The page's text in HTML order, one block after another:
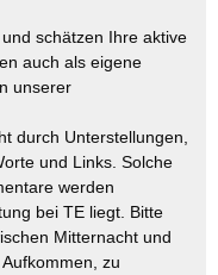
schätzen Ihre aktive
auch als eigene
unserer
durch Unterstellungen,
und Links. Solche
werden
bei TE liegt. Bitte
Mitternacht und
zu